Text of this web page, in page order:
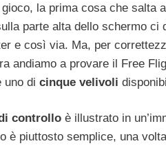
la prima cosa che salta
parte alta dello schermo
e così via. Ma, per
andiamo a provare il Free
uno di cinque velivoli
controllo è illustrato in
è piuttosto semplice, una